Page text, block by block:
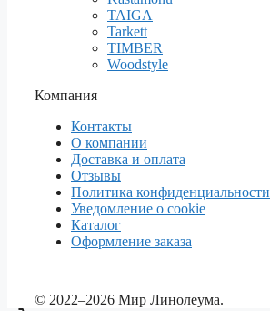
TAIGA
Tarkett
TIMBER
Woodstyle
Компания
Контакты
О компании
Доставка и оплата
Отзывы
Политика конфиденциальности
Уведомление о cookie
Каталог
Оформление заказа
© 2022–2026 Мир Линолеума.